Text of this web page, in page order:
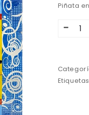
Piñata